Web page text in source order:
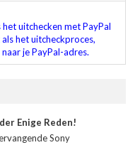
uitchecken met PayPal
het uitcheckproces,
je PayPal-adres.
Enige Reden!
Sony